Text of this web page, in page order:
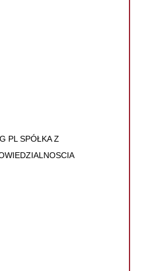
PL SPÓŁKA Z